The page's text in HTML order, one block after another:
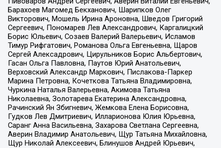
Барахоев Магомед Бекханович, Шарипков Олег
Викторович, Мошель Ирина Ароновна, Шведов Григорий
Сергеевич, Пономарев Лев Александрович, Каргалицкий
Борис Юльевич, Созаев Валерий Валерьевич, Исламов
Тимур Рифгатович, Романова Ольга Евгеньевна, Щаров
Сергей Алексадрович, Цирульников Борис Альбертович,
Гасан Ольга Павловна, Паутов Юрий Анатольевич,
Верховский Александр Маркович, Пислакова-Паркер
Марина Петровна, Кочеткова Татьяна Владимировна,
Чуркина Наталья Валерьевна, Акимова Татьяна
Николаевна, Золотарева Екатерина Александровна,
Рачинский Ян Збигневич, Жемкова Елена Борисовна,
Гудков Лев Дмитриевич, Илларионова Юлия Юрьевна,
Саранг Анна Васильевна, Захарова Светлана Сергеевна,
Аверин Владимир Анатольевич, Щур Татьяна Михайловна,
Щур Николай Алексеевич, Блинушов Андрей Юрьевич,